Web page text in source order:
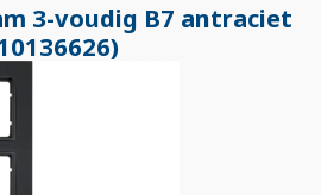
3-voudig B7 antraciet